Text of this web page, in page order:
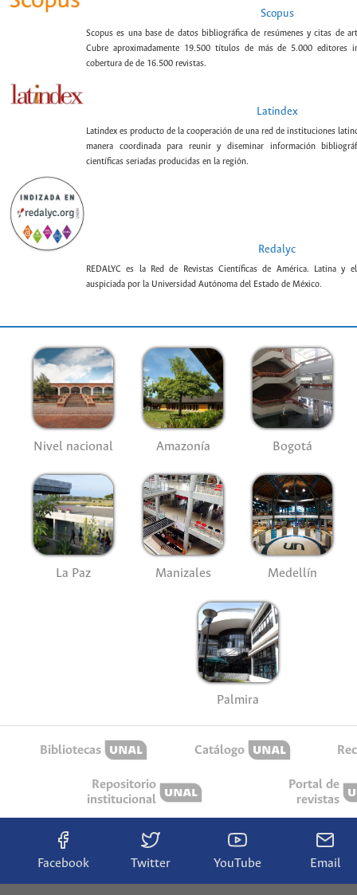
Scopus
Scopus es una base de datos bibliográfica de resúmenes y citas de
Cubre aproximadamente 19.500 títulos de más de 5.000 editores
cobertura de de 16.500 revistas.
Latindex
Latindex es producto de la cooperación de una red de instituciones
manera coordinada para reunir y diseminar información
científicas seriadas producidas en la región.
Redalyc
REDALYC es la Red de Revistas Científicas de América. Latina y
auspiciada por la Universidad Autónoma del Estado de México.
Nivel nacional Amazonía Bogotá
La Paz Manizales Medellín
Palmira
Bibliotecas Catálogo
Repositorio
institucional
Portal de
revistas
Facebook Twitter YouTube Email